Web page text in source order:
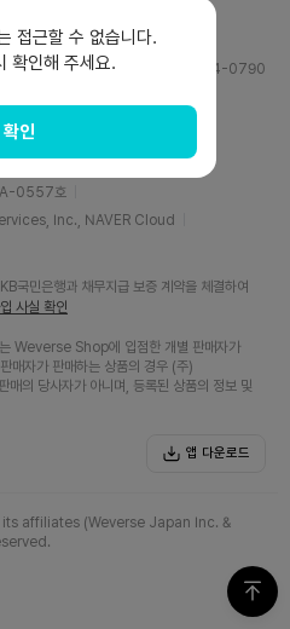
1544-0790
양주일
C동 6층(백현동, 판교테크원타워)
A-0557호
Inc., NAVER Cloud
국민은행과 채무지급 보증 계약을 체결하여
사실 확인
Weverse Shop에 입점한 개별 판매자가
매자가 판매하는 상품의 경우 (주)
매의 당사자가 아니며, 등록된 상품의 정보 및
앱 다운로드
affiliates (Weverse Japan Inc. &
접근할 수 없습니다.
확인해 주세요.
확인